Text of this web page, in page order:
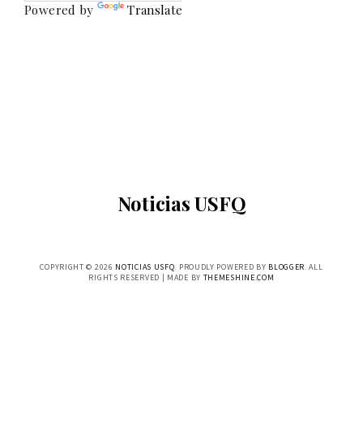
Powered by Translate
Noticias USFQ
COPYRIGHT © 2026 NOTICIAS USFQ. PROUDLY POWERED BY BLOGGER. ALL
RIGHTS RESERVED | MADE BY THEMESHINE.COM